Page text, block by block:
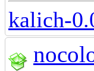
kalich-